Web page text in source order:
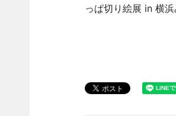
っぱ切り絵展 in 横